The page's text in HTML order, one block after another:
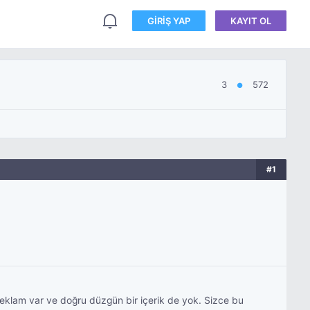
GIRIŞ YAP KAYIT OL
3 ● 572
#1
var ve doğru düzgün bir içerik de yok. Sizce bu